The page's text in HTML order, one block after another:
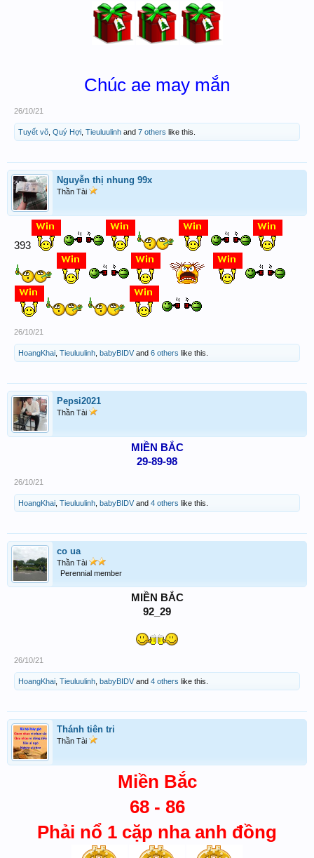
Chúc ae may mắn
26/10/21
Tuyết võ Quý Hợi Tieuluulinh and 7 others like this.
Nguyễn thị nhung 99x
Thần Tài
393
26/10/21
HoangKhai Tieuluulinh babyBIDV and 6 others like this.
Pepsi2021
Thần Tài
MIỀN BẮC
29-89-98
26/10/21
HoangKhai Tieuluulinh babyBIDV and 4 others like this.
co ua
Thần Tài
Perennial member
MIỀN BẮC
92_29​
26/10/21
HoangKhai Tieuluulinh babyBIDV and 4 others like this.
Thánh tiên tri
Thần Tài
Miền Bắc
68 - 86
Phải nổ 1 cặp nha anh đồng